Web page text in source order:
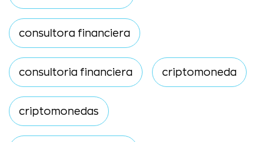
consultora financiera
consultoria financiera criptomoneda
criptomonedas